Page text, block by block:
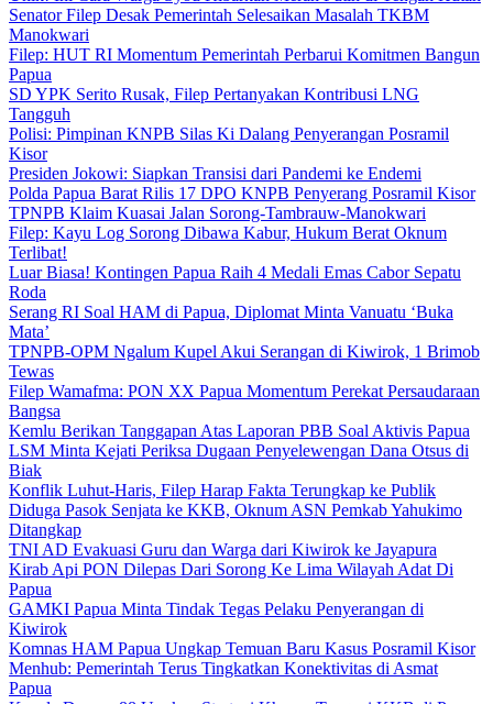
Senator Filep Desak Pemerintah Selesaikan Masalah TKBM
Manokwari
Filep: HUT RI Momentum Pemerintah Perbarui Komitmen Bangun
Papua
SD YPK Serito Rusak, Filep Pertanyakan Kontribusi LNG
Tangguh
Polisi: Pimpinan KNPB Silas Ki Dalang Penyerangan Posramil
Kisor
Presiden Jokowi: Siapkan Transisi dari Pandemi ke Endemi
Polda Papua Barat Rilis 17 DPO KNPB Penyerang Posramil Kisor
TPNPB Klaim Kuasai Jalan Sorong-Tambrauw-Manokwari
Filep: Kayu Log Sorong Dibawa Kabur, Hukum Berat Oknum
Terlibat!
Luar Biasa! Kontingen Papua Raih 4 Medali Emas Cabor Sepatu
Roda
Serang RI Soal HAM di Papua, Diplomat Minta Vanuatu ‘Buka
Mata’
TPNPB-OPM Ngalum Kupel Akui Serangan di Kiwirok, 1 Brimob
Tewas
Filep Wamafma: PON XX Papua Momentum Perekat Persaudaraan
Bangsa
Kemlu Berikan Tanggapan Atas Laporan PBB Soal Aktivis Papua
LSM Minta Kejati Periksa Dugaan Penyelewengan Dana Otsus di
Biak
Konflik Luhut-Haris, Filep Harap Fakta Terungkap ke Publik
Diduga Pasok Senjata ke KKB, Oknum ASN Pemkab Yahukimo
Ditangkap
TNI AD Evakuasi Guru dan Warga dari Kiwirok ke Jayapura
Kirab Api PON Dilepas Dari Sorong Ke Lima Wilayah Adat Di
Papua
GAMKI Papua Minta Tindak Tegas Pelaku Penyerangan di
Kiwirok
Komnas HAM Papua Ungkap Temuan Baru Kasus Posramil Kisor
Menhub: Pemerintah Terus Tingkatkan Konektivitas di Asmat
Papua